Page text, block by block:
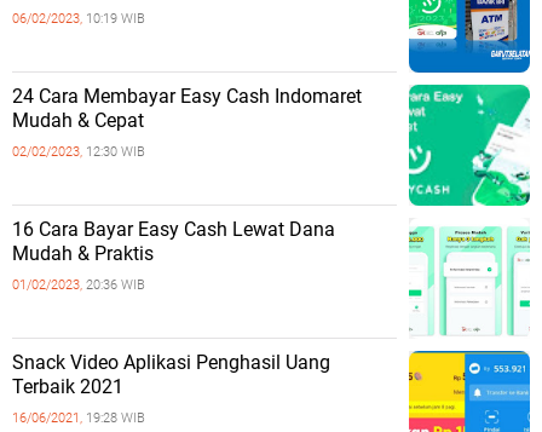
06/02/2023, 10:19 WIB
24 Cara Membayar Easy Cash Indomaret
Mudah & Cepat
02/02/2023, 12:30 WIB
16 Cara Bayar Easy Cash Lewat Dana
Mudah & Praktis
01/02/2023, 20:36 WIB
Snack Video Aplikasi Penghasil Uang
Terbaik 2021
16/06/2021, 19:28 WIB